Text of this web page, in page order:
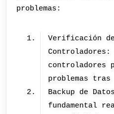
problemas:
Verificación
controladores
problemas
Backup de
fundamental